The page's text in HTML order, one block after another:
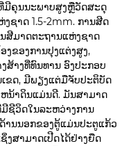
ມີຄຸນນະພາບສູງຫຼືວັດສະດຸ
ຊາດ 1.5-2mm. ການສີດ
ສີມາດຕະຖານແຫ່ງຊາດ
ຂອງການປຸງແຕ່ງສູງ,
ສ້າງທີ່ທົນທານ ອົງປະກອບ
ຂດ, ມີພຽງແຕ່ມືຈັບປະຕິບັດ
ຫນ້າດິນແມ່ນດີ. ມັນສາມາດ
ຊີວິດໃນລະຫວ່າງການ
ານນອກຂອງຕູ້ແມ່ນປະຕູແກ້ວ
ສາມາດເປີດໄດ້ຢ່າງຍືດ